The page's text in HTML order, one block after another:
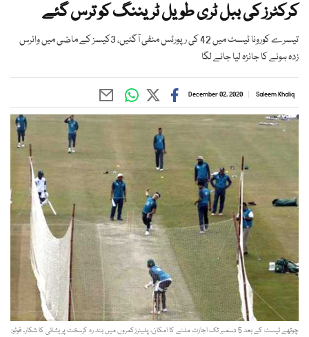
کرکٹرز کی ببل ٹری طویل ٹریننگ کو ترس گئے
تیسرے کورونا ٹیسٹ میں 42 کی رپورٹس منفی آگئیں، 3کیسز کے ماضی میں وائرس
زدہ ہونے کا جائزہ لیا جانے لگا
Saleem Khaliq
December 02, 2020
چوتھے ٹیسٹ کے بعد 5 دسمبر تک اجازت ملنے کا امکان، پلیئرزکمروں میں بند رہ کرسخت پریشانی کا شکار۔ فوٹو: